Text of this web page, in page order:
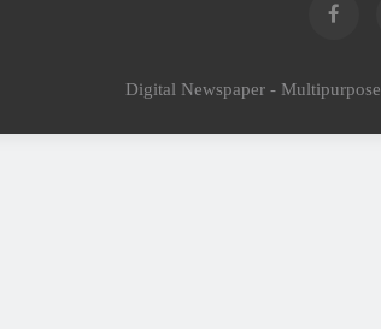
Digital Newspaper -